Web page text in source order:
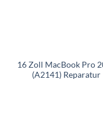
16 Zoll MacBook Pro
(A2141) Reparatur